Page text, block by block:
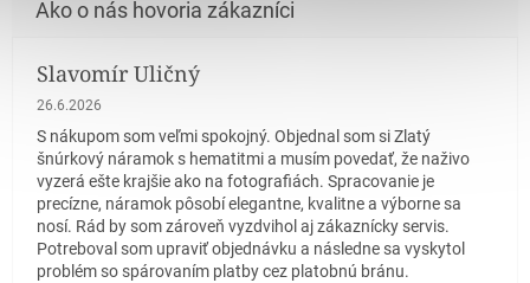
Slavomír Uličný
Hodnotenie obchodu je 5 z 5 hviezdičiek.
26.6.2026
S nákupom som veľmi spokojný. Objednal som si Zlatý
šnúrkový náramok s hematitmi a musím povedať, že naživo
vyzerá ešte krajšie ako na fotografiách. Spracovanie je
precízne, náramok pôsobí elegantne, kvalitne a výborne sa
nosí. Rád by som zároveň vyzdvihol aj zákaznícky servis.
Potreboval som upraviť objednávku a následne sa vyskytol
problém so spárovaním platby cez platobnú bránu.